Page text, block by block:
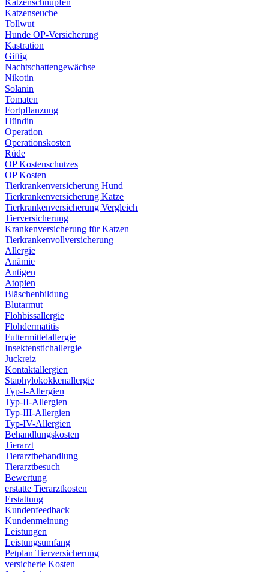
Katzenschnupfen
Katzenseuche
Tollwut
Hunde OP-Versicherung
Kastration
Giftig
Nachtschattengewächse
Nikotin
Solanin
Tomaten
Fortpflanzung
Hündin
Operation
Operationskosten
Rüde
OP Kostenschutzes
OP Kosten
Tierkrankenversicherung Hund
Tierkrankenversicherung Katze
Tierkrankenversicherung Vergleich
Tierversicherung
Krankenversicherung für Katzen
Tierkrankenvollversicherung
Allergie
Anämie
Antigen
Atopien
Bläschenbildung
Blutarmut
Flohbissallergie
Flohdermatitis
Futtermittelallergie
Insektenstichallergie
Juckreiz
Kontaktallergien
Staphylokokkenallergie
Typ-I-Allergien
Typ-II-Allergien
Typ-III-Allergien
Typ-IV-Allergien
Behandlungskosten
Tierarzt
Tierarztbehandlung
Tierarztbesuch
Bewertung
erstatte Tierarztkosten
Erstattung
Kundenfeedback
Kundenmeinung
Leistungen
Leistungsumfang
Petplan Tierversicherung
versicherte Kosten